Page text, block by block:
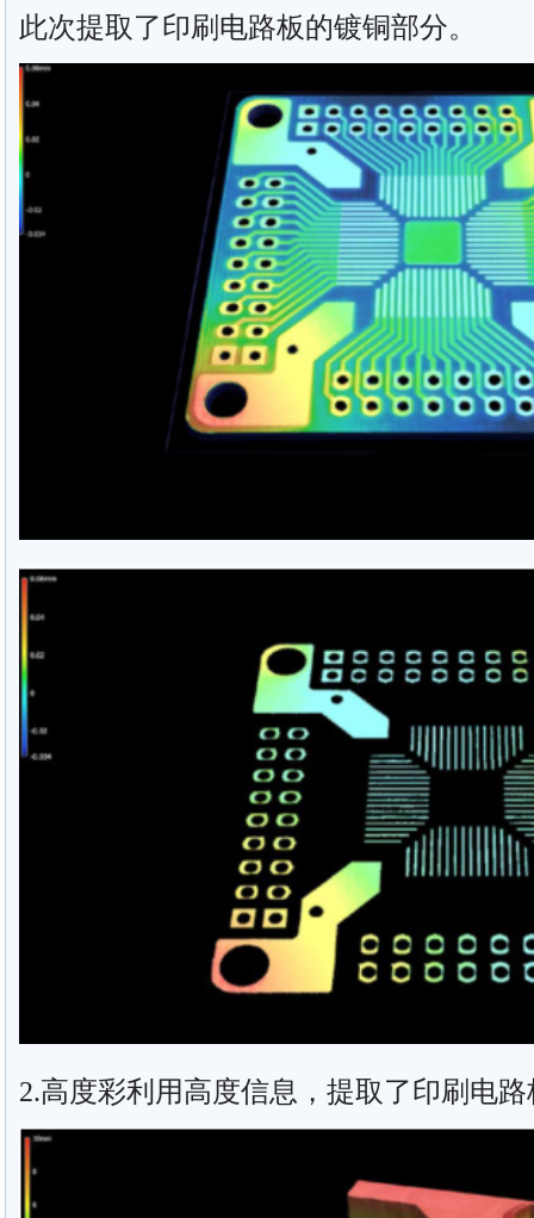
此次提取了印刷电路板的镀铜部分。
2.高度彩利用高度信息，提取了印刷电